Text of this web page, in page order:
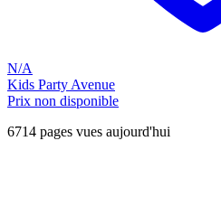
N/A
Kids Party Avenue
Prix non disponible
6714 pages vues aujourd'hui